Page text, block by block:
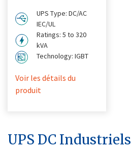
UPS Type: DC/AC
IEC/UL
Ratings: 5 to 320
kVA
Technology: IGBT
Voir les détails du
produit
UPS DC Industriels